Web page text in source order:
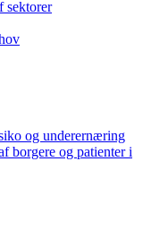
sektorer
og underernæring
borgere og patienter i